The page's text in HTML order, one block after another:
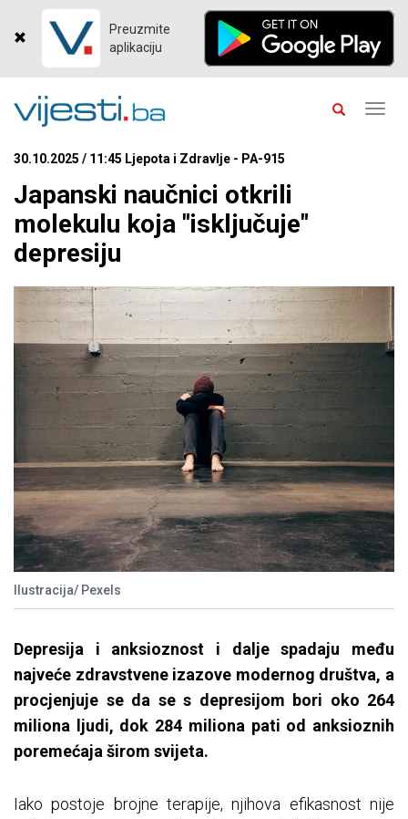
Preuzmite
aplikaciju
30.10.2025 / 11:45 Ljepota i Zdravlje - PA-915
Japanski naučnici otkrili
molekulu koja "isključuje"
depresiju
Ilustracija/ Pexels
Depresija i anksioznost i dalje spadaju među
najveće zdravstvene izazove modernog društva, a
procjenjuje se da se s depresijom bori oko 264
miliona ljudi, dok 284 miliona pati od anksioznih
poremećaja širom svijeta.
Iako postoje brojne terapije, njihova efikasnost nije